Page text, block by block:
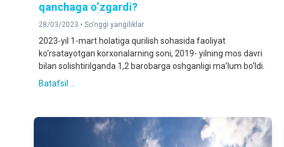
qanchaga o‘zgardi?
28/03/2023 • So'nggi yangiliklar
2023-yil 1-mart holatiga qurilish sohasida faoliyat
ko‘rsatayotgan korxonalarning soni, 2019- yilning mos davri
bilan solishtirilganda 1,2 barobarga oshganligi ma’lum bo‘ldi.
Batafsil ...